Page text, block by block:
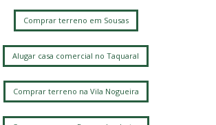
Comprar terreno em Sousas
Alugar casa comercial no Taquaral
Comprar terreno na Vila Nogueira